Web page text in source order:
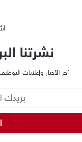
نشرتنا
آخر الأخبار وإعلانات